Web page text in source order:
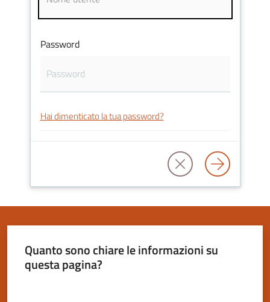
Servizi
argomenti
Seguici
Password
Hai dimenticato la tua password?
Quanto sono chiare le informazioni su
questa pagina?